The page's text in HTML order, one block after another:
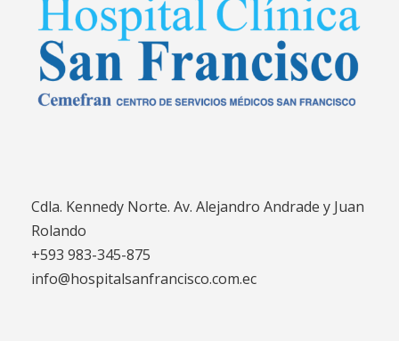
Cdla. Kennedy Norte. Av. Alejandro Andrade y Juan
Rolando
+593 983-345-875
info@hospitalsanfrancisco.com.ec